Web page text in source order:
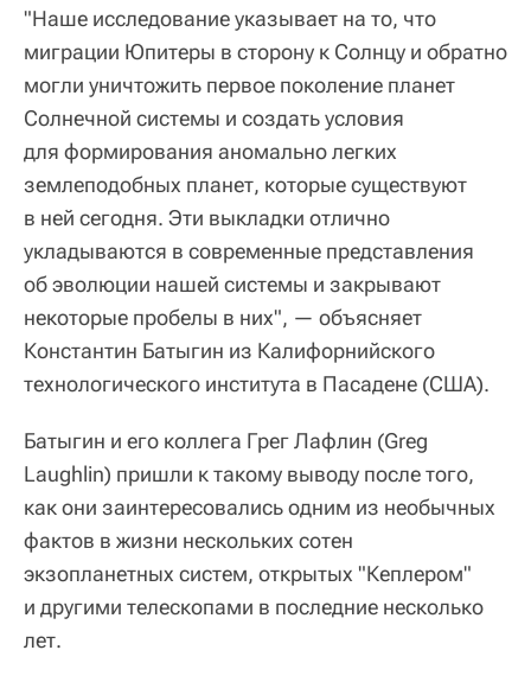
"Наше исследование указывает на то, что
миграции Юпитеры в сторону к Солнцу и обратно
могли уничтожить первое поколение планет
Солнечной системы и создать условия
для формирования аномально легких
землеподобных планет, которые существуют
в ней сегодня. Эти выкладки отлично
укладываются в современные представления
об эволюции нашей системы и закрывают
некоторые пробелы в них", — объясняет
Константин Батыгин из Калифорнийского
технологического института в Пасадене (США).
Батыгин и его коллега Грег Лафлин (Greg
Laughlin) пришли к такому выводу после того,
как они заинтересовались одним из необычных
фактов в жизни нескольких сотен
экзопланетных систем, открытых "Кеплером"
и другими телескопами в последние несколько
лет.